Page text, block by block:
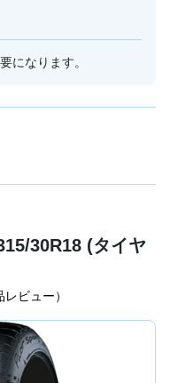
になります。
30R18 (タイヤ
レビュー）